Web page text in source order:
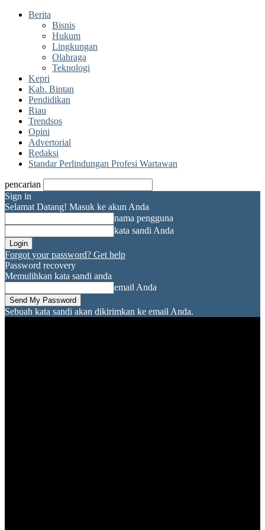
Berita
Bisnis
Hukum
Lingkungan
Olahraga
Teknologi
Kepri
Kab. Bintan
Pendidikan
Riau
Trendsos
Opini
Advertorial
Redaksi
Standar Perlindungan Profesi Wartawan
pencarian
Sign in
Selamat Datang! Masuk ke akun Anda
nama pengguna
kata sandi Anda
Forgot your password? Get help
Password recovery
Memulihkan kata sandi anda
email Anda
Sebuah kata sandi akan dikirimkan ke email Anda.